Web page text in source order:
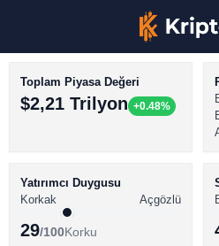
BİTCOİN HABERLERİ
ALTCOİN HABERLERİ
Toplam Piyasa Değeri
$2,21 Trilyon +0.48%
Yatırımcı Duygusu
Korkak
Açgözlü
29/100Korku